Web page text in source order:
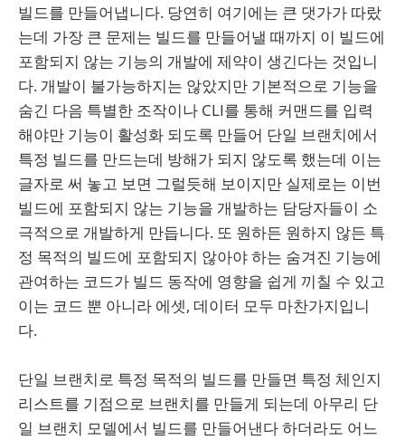
빌드를 만들어냅니다. 당연히 여기에는 큰 댓가가 따랐
는데 가장 큰 문제는 빌드를 만들어낼 때까지 이 빌드에
포함되지 않는 기능의 개발에 제약이 생긴다는 것입니
다. 개발이 불가능하지는 않았지만 기본적으로 기능을
숨긴 다음 특별한 조작이나 CLI를 통해 커맨드를 입력
해야만 기능이 활성화 되도록 만들어 단일 브랜치에서
특정 빌드를 만드는데 방해가 되지 않도록 했는데 이는
글자로 써 놓고 보면 그럴듯해 보이지만 실제로는 이번
빌드에 포함되지 않는 기능을 개발하는 담당자들이 소
극적으로 개발하게 만듭니다. 또 원하든 원하지 않든 특
정 목적의 빌드에 포함되지 않아야 하는 숨겨진 기능에
관여하는 코드가 빌드 동작에 영향을 쉽게 끼칠 수 있고
이는 코드 뿐 아니라 에셋, 데이터 모두 마찬가지입니
다.
단일 브랜치로 특정 목적의 빌드를 만들면 특정 체인지
리스트를 기점으로 브랜치를 만들게 되는데 아무리 단
일 브랜치 모델에서 빌드를 만들어낸다 하더라도 어느